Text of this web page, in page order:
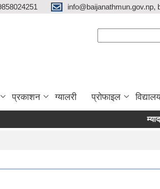
info@baijanathmun.gov.np,
प्रकाशन ग्यालरी प्रोफाइल
म्याद थप